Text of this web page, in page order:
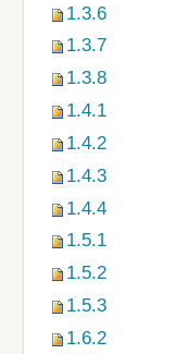
1.3.6
1.3.7
1.3.8
1.4.1
1.4.2
1.4.3
1.4.4
1.5.1
1.5.2
1.5.3
1.6.2